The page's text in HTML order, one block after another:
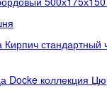
Кирпич
Docke коллекция